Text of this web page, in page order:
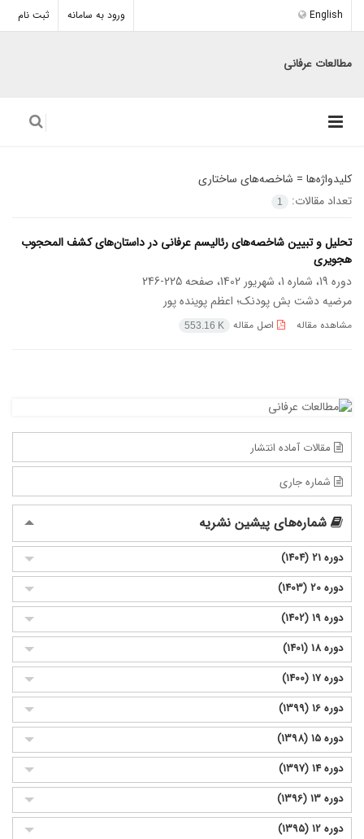
ورود به سامانه ثبت نام English
مطالعات عرفانی
کلیدواژه‌ها = شاخصه‌های ساختاری
تعداد مقالات:
1
تحلیل و تبیین شاخصه‌های رئالیسم عرفانی در داستان‌های کشف المحجوب
هجویری
دوره 19، شماره 1، شهریور 1402، صفحه
225-246
مرضیه دشت بش پودنک؛ اعظم پوینده پور
مشاهده مقاله اصل مقاله 553.16 K
مقالات آماده انتشار
شماره جاری
شماره‌های پیشین نشریه
دوره 21 (1404)
دوره 20 (1403)
دوره 19 (1402)
دوره 18 (1401)
دوره 17 (1400)
دوره 16 (1399)
دوره 15 (1398)
دوره 14 (1397)
دوره 13 (1396)
دوره 12 (1395)